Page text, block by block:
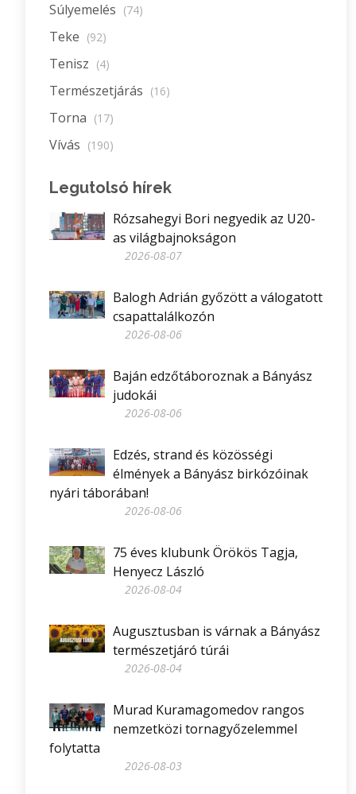
Súlyemelés (74)
Teke (92)
Tenisz (4)
Természetjárás (16)
Torna (17)
Vívás (190)
Legutolsó hírek
Rózsahegyi Bori negyedik az U20-
as világbajnokságon
2026-08-07
Balogh Adrián győzött a válogatott
csapattalálkozón
2026-08-06
Baján edzőtáboroznak a Bányász
judokái
2026-08-06
Edzés, strand és közösségi
élmények a Bányász birkózóinak
nyári táborában!
2026-08-06
75 éves klubunk Örökös Tagja,
Henyecz László
2026-08-04
Augusztusban is várnak a Bányász
természetjáró túrái
2026-08-04
Murad Kuramagomedov rangos
nemzetközi tornagyőzelemmel
folytatta
2026-08-03